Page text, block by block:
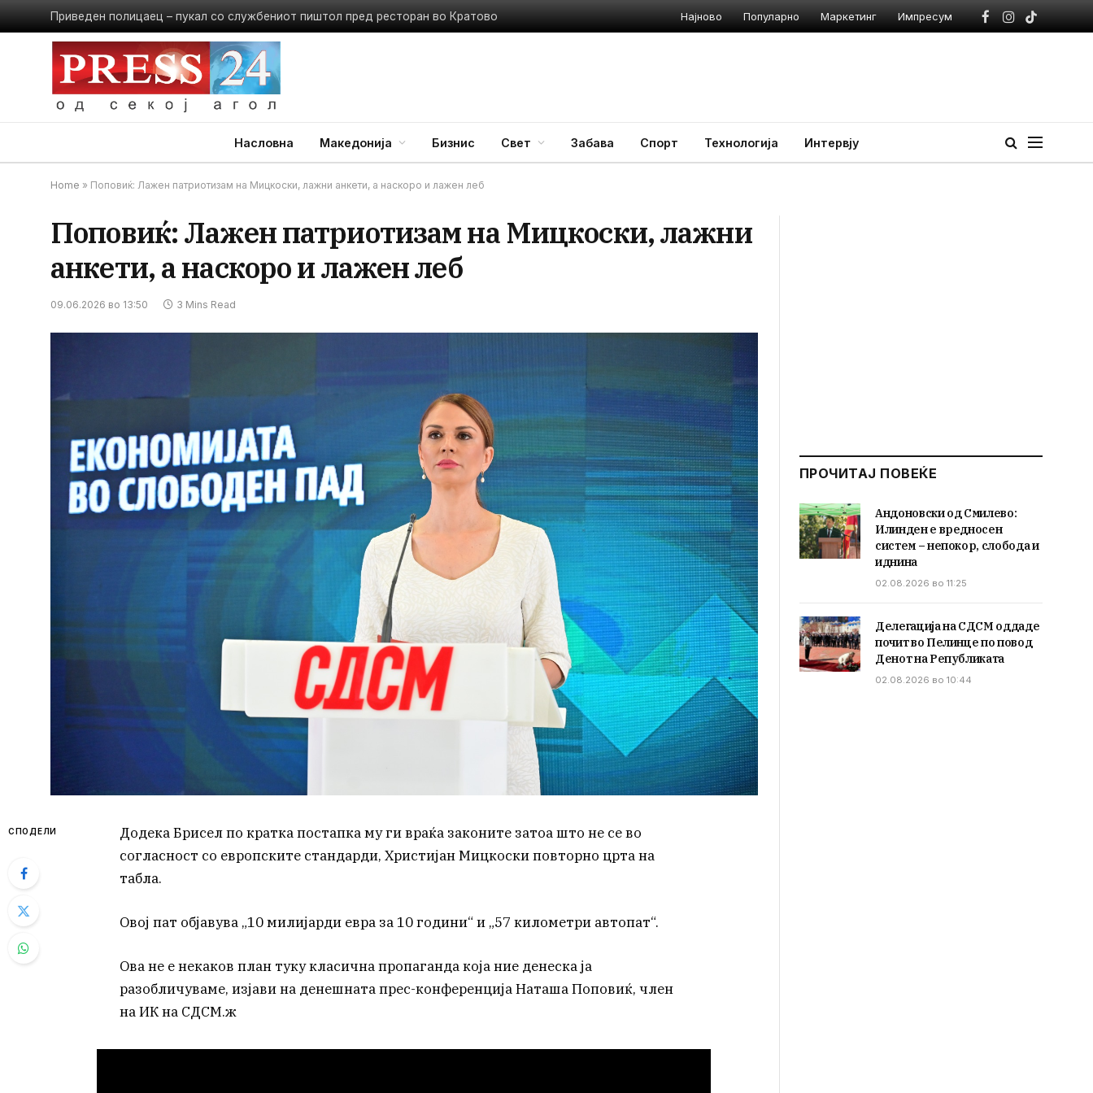
Приведен полицаец – пукал со службениот пиштол пред ресторан во Кратово Најново Популарно Маркетинг Импресум
Facebook
Instagram
TikTok
Насловна Македонија Бизнис Свет Забава Спорт Технологија Интервју
Home » Поповиќ: Лажен патриотизам на Мицкоски, лажни анкети, а наскоро и лажен леб
Поповиќ: Лажен патриотизам на Мицкоски, лажни
анкети, а наскоро и лажен леб
09.06.2026 во 13:50 3 Mins Read
СПОДЕЛИ
Додека Брисел по кратка постапка му ги враќа законите затоа што не се во
согласност со европските стандарди, Христијан Мицкоски повторно црта на
табла.
Овој пат објавува „10 милијарди евра за 10 години“ и „57 километри автопат“.
Ова не е некаков план туку класична пропаганда која ние денеска ја
разобличуваме, изјави на денешната прес-конференција Наташа Поповиќ, член
на ИК на СДСМ.ж
ПРОЧИТАЈ ПОВЕЌЕ
Андоновски од Смилево:
Илинден е вредносен
систем – непокор, слобода и
иднина
02.08.2026 во 11:25
Делегација на СДСМ оддаде
почит во Пелинце по повод
Денот на Републиката
02.08.2026 во 10:44